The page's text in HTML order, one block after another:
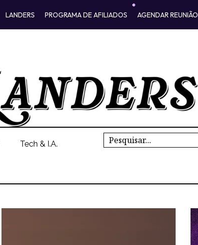
LANDERS PROGRAMA DE AFILIADOS AGENDAR REUNIÃO
Tech & I.A.
Search